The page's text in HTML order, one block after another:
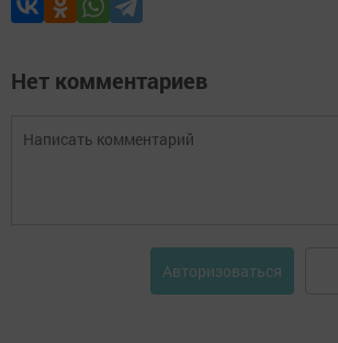
Нет комментариев
Авторизоваться